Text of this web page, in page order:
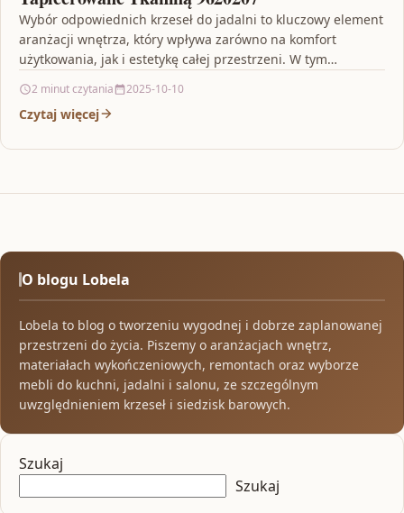
Wybór odpowiednich krzeseł do jadalni to kluczowy element
aranżacji wnętrza, który wpływa zarówno na komfort
użytkowania, jak i estetykę całej przestrzeni. W tym
2 minut czytania 2025-10-10
Czytaj więcej
O blogu Lobela
Lobela to blog o tworzeniu wygodnej i dobrze zaplanowanej
przestrzeni do życia. Piszemy o aranżacjach wnętrz,
materiałach wykończeniowych, remontach oraz wyborze
mebli do kuchni, jadalni i salonu, ze szczególnym
uwzględnieniem krzeseł i siedzisk barowych.
Szukaj
Szukaj